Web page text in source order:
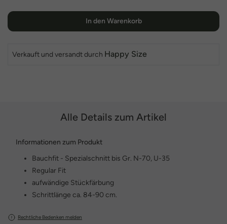
In den Warenkorb
Verkauft und versandt durch Happy Size
Alle Details zum Artikel
Informationen zum Produkt
Bauchfit - Spezialschnitt bis Gr. N-70, U-35
Regular Fit
aufwändige Stückfärbung
Schrittlänge ca. 84-90 cm.
Rechtliche Bedenken melden